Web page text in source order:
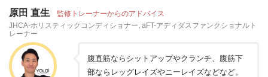
原田 直生 監修トレーナーからのアドバイス
JHCA-ホリスティックコンディショナー, aFT-アディダスファンクショナルト
レーナー
腹直筋ならシットアップやクランチ、腹筋下
部ならレッグレイズやニーレイズなどなど。